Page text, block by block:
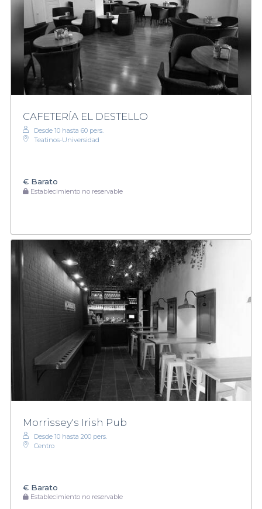
CAFETERÍA EL DESTELLO
Desde 10 hasta 60 pers.
Teatinos-Universidad
€ Barato
Establecimiento no reservable
Morrissey's Irish Pub
Desde 10 hasta 200 pers.
Centro
€ Barato
Establecimiento no reservable